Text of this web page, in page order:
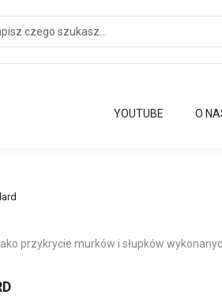
O
YOUTUBE
przykrycie murków i słupków